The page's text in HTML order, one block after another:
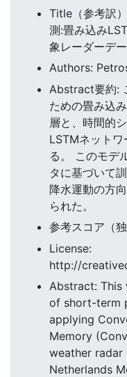
Title（参考訳
測:畳み込み
象レーダーデ
Authors:
Abstract要約:
ための畳み込
層と、時間的
LSTMネット
る。 このモデ
タに基づいて
降水運動の方
られた。
参考スコア（
License:
http://
Abstract: This
of short-term
applying
Memory
weather radar
Netherlands